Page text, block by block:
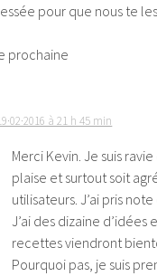
pour que nous te
prochaine
à 21 h 45 min
Merci Kevin. Je suis
plaise et surtout soit
utilisateurs. J’ai pris
J’ai des dizaine d’idées
recettes viendront
Pourquoi pas, je suis